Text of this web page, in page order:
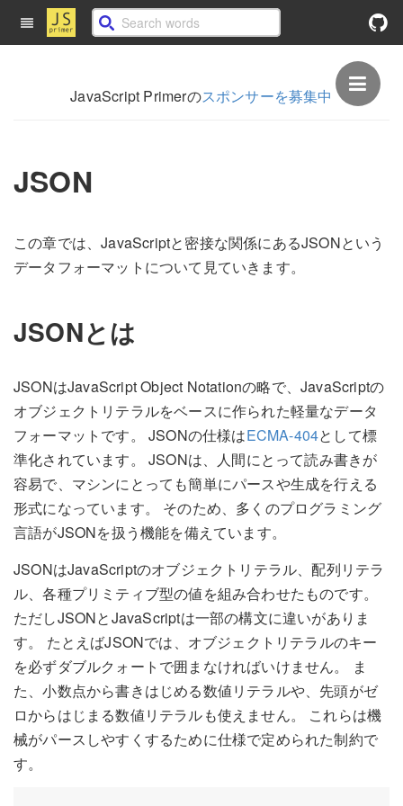
JavaScript Primerのスポンサーを募集中
JSON
この章では、JavaScriptと密接な関係にあるJSONという
データフォーマットについて見ていきます。
JSONとは
JSONはJavaScript Object Notationの略で、JavaScriptの
オブジェクトリテラルをベースに作られた軽量なデータ
フォーマットです。 JSONの仕様はECMA-404として標
準化されています。 JSONは、人間にとって読み書きが
容易で、マシンにとっても簡単にパースや生成を行える
形式になっています。 そのため、多くのプログラミング
言語がJSONを扱う機能を備えています。
JSONはJavaScriptのオブジェクトリテラル、配列リテラ
ル、各種プリミティブ型の値を組み合わせたものです。
ただしJSONとJavaScriptは一部の構文に違いがありま
す。 たとえばJSONでは、オブジェクトリテラルのキー
を必ずダブルクォートで囲まなければいけません。 ま
た、小数点から書きはじめる数値リテラルや、先頭がゼ
ロからはじまる数値リテラルも使えません。 これらは機
械がパースしやすくするために仕様で定められた制約で
す。